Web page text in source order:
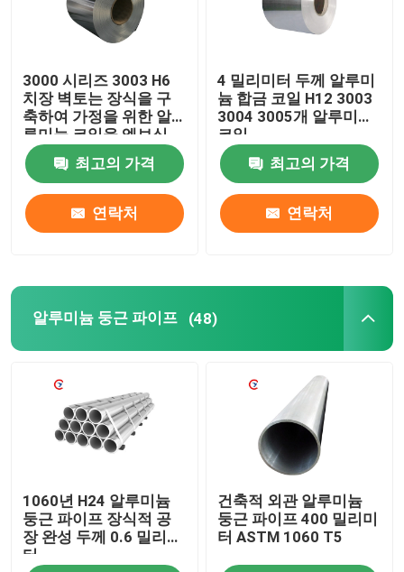
제품
비디오
회사 소개
공장 견학
3000 시리즈 3003 H6
치장 벽토는 장식을 구
축하여 가정을 위한 알
루미늄 코일을 엠보싱
처리했습니다
최고의 가격
연락처
4 밀리미터 두께 알루미
늄 합금 코일 H12 3003
3004 3005개 알루미늄
코일
최고의 가격
연락처
알루미늄 둥근 파이프 (48)
1060년 H24 알루미늄
둥근 파이프 장식적 공
장 완성 두께 0.6 밀리미
터
건축적 외관 알루미늄
둥근 파이프 400 밀리미
터 ASTM 1060 T5